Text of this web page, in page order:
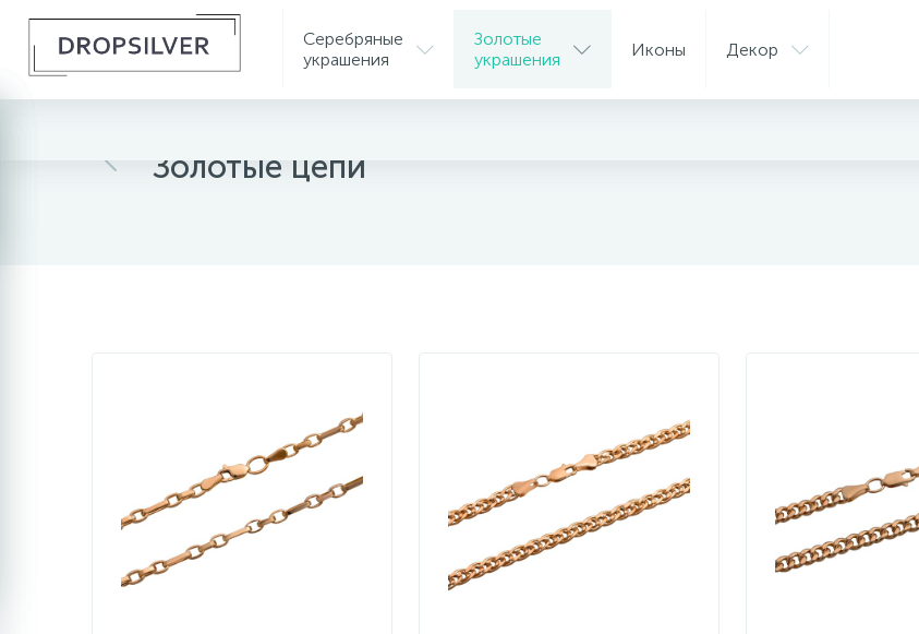
Серебряные
украшения
Золотые
украшения
Иконы Декор
Золотые цепи